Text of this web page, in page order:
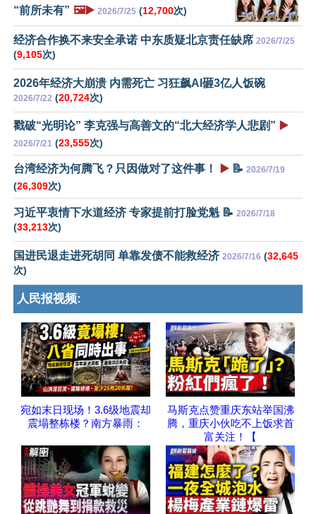
“前所未有” 🖼️▶️ 2026/7/25 (12,700次)
经济合作换不来安全承诺 中东质疑北京责任缺席 2026/7/25
(9,105次)
2026年经济大崩溃 内需死亡 习狂飙AI砸3亿人饭碗
2026/7/22 (20,724次)
戳破“光明论” 李克强与高善文的“北大经济学人悲剧” ▶️
2026/7/21 (23,555次)
台湾经济为何腾飞？只因做对了这件事！ ▶️ 📝 2026/7/19
(26,309次)
习近平衷情下水道经济 专家提前打脸党魁 📝 2026/7/18
(33,213次)
国进民退走进死胡同 单靠发债不能救经济 2026/7/16 (32,645
次)
人民报视频:
宛如末日现场！3.6级地震却
震塌整栋楼？南方暴雨：
马斯克点赞重庆东站举国沸
腾，重庆小伙吃不上饭求首
富关注！【